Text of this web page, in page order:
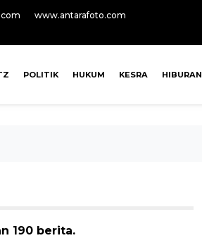
www.antarafoto.com
POLITIK HUKUM KESRA HIBURAN
190 berita.